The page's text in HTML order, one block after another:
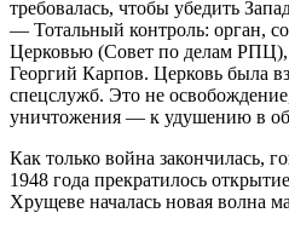
требовалась, чтобы убедить
— Тотальный контроль: орган,
Церковью (Совет по делам
Георгий Карпов. Церковь была
спецслужб. Это не
уничтожения — к удушению в
Как только война закончилась,
1948 года прекратилось
Хрущеве началась новая волна